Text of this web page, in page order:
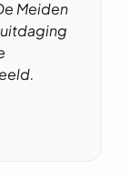
Meiden
uitdaging